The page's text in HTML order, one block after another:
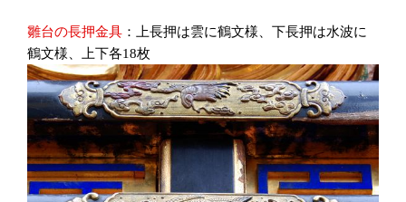
雛台の長押金具 ：上長押は雲に鶴文様、下長押は水波に
鶴文様、上下各18枚